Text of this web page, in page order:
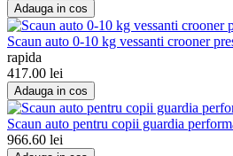
Adauga in cos
Scaun auto 0-10 kg vessanti crooner
rapida
417.00 lei
Adauga in cos
Scaun auto pentru copii guardia
966.60 lei